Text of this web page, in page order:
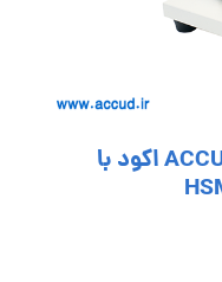
پایه سختی سنج Shore A (ACCUD اکود با